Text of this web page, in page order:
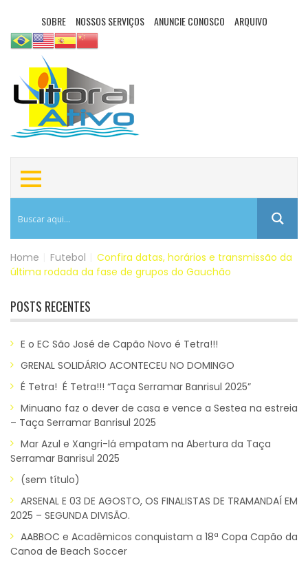
SOBRE NOSSOS SERVIÇOS ANUNCIE CONOSCO ARQUIVO
Home Futebol
Confira datas, horários e transmissão da
última rodada da fase de grupos do Gauchão
POSTS RECENTES
E o EC São José de Capão Novo é Tetra!!!
GRENAL SOLIDÁRIO ACONTECEU NO DOMINGO
É Tetra! É Tetra!!! “Taça Serramar Banrisul 2025”
Minuano faz o dever de casa e vence a Sestea na estreia
– Taça Serramar Banrisul 2025
Mar Azul e Xangri-lá empatam na Abertura da Taça
Serramar Banrisul 2025
(sem título)
ARSENAL E 03 DE AGOSTO, OS FINALISTAS DE TRAMANDAÍ EM
2025 – SEGUNDA DIVISÃO.
AABBOC e Acadêmicos conquistam a 18ª Copa Capão da
Canoa de Beach Soccer